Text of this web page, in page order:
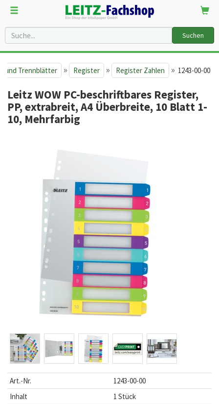
Suchen
und Trennblätter » Register » Register Zahlen » 1243-00-00
Leitz WOW PC-beschriftbares Register,
PP, extrabreit, A4 Überbreite, 10 Blatt 1-
10, Mehrfarbig
Art.-Nr.
1243-00-00
Inhalt
1 Stück